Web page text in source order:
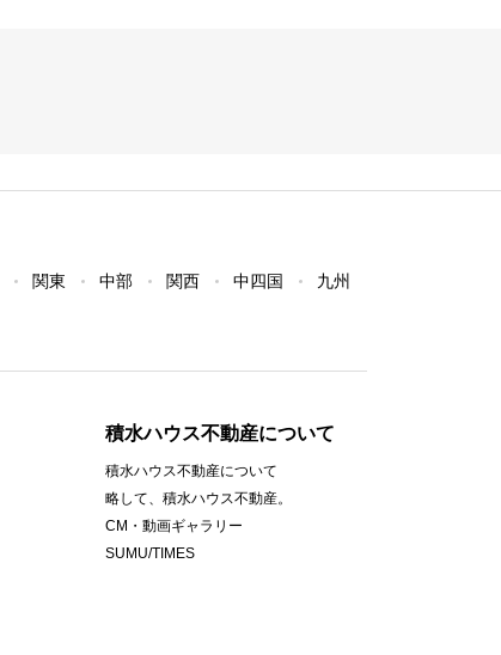
関東 中部 関西 中四国 九州
積水ハウス不動産について
積水ハウス不動産について
略して、積水ハウス不動産。
CM・動画ギャラリー
SUMU/TIMES